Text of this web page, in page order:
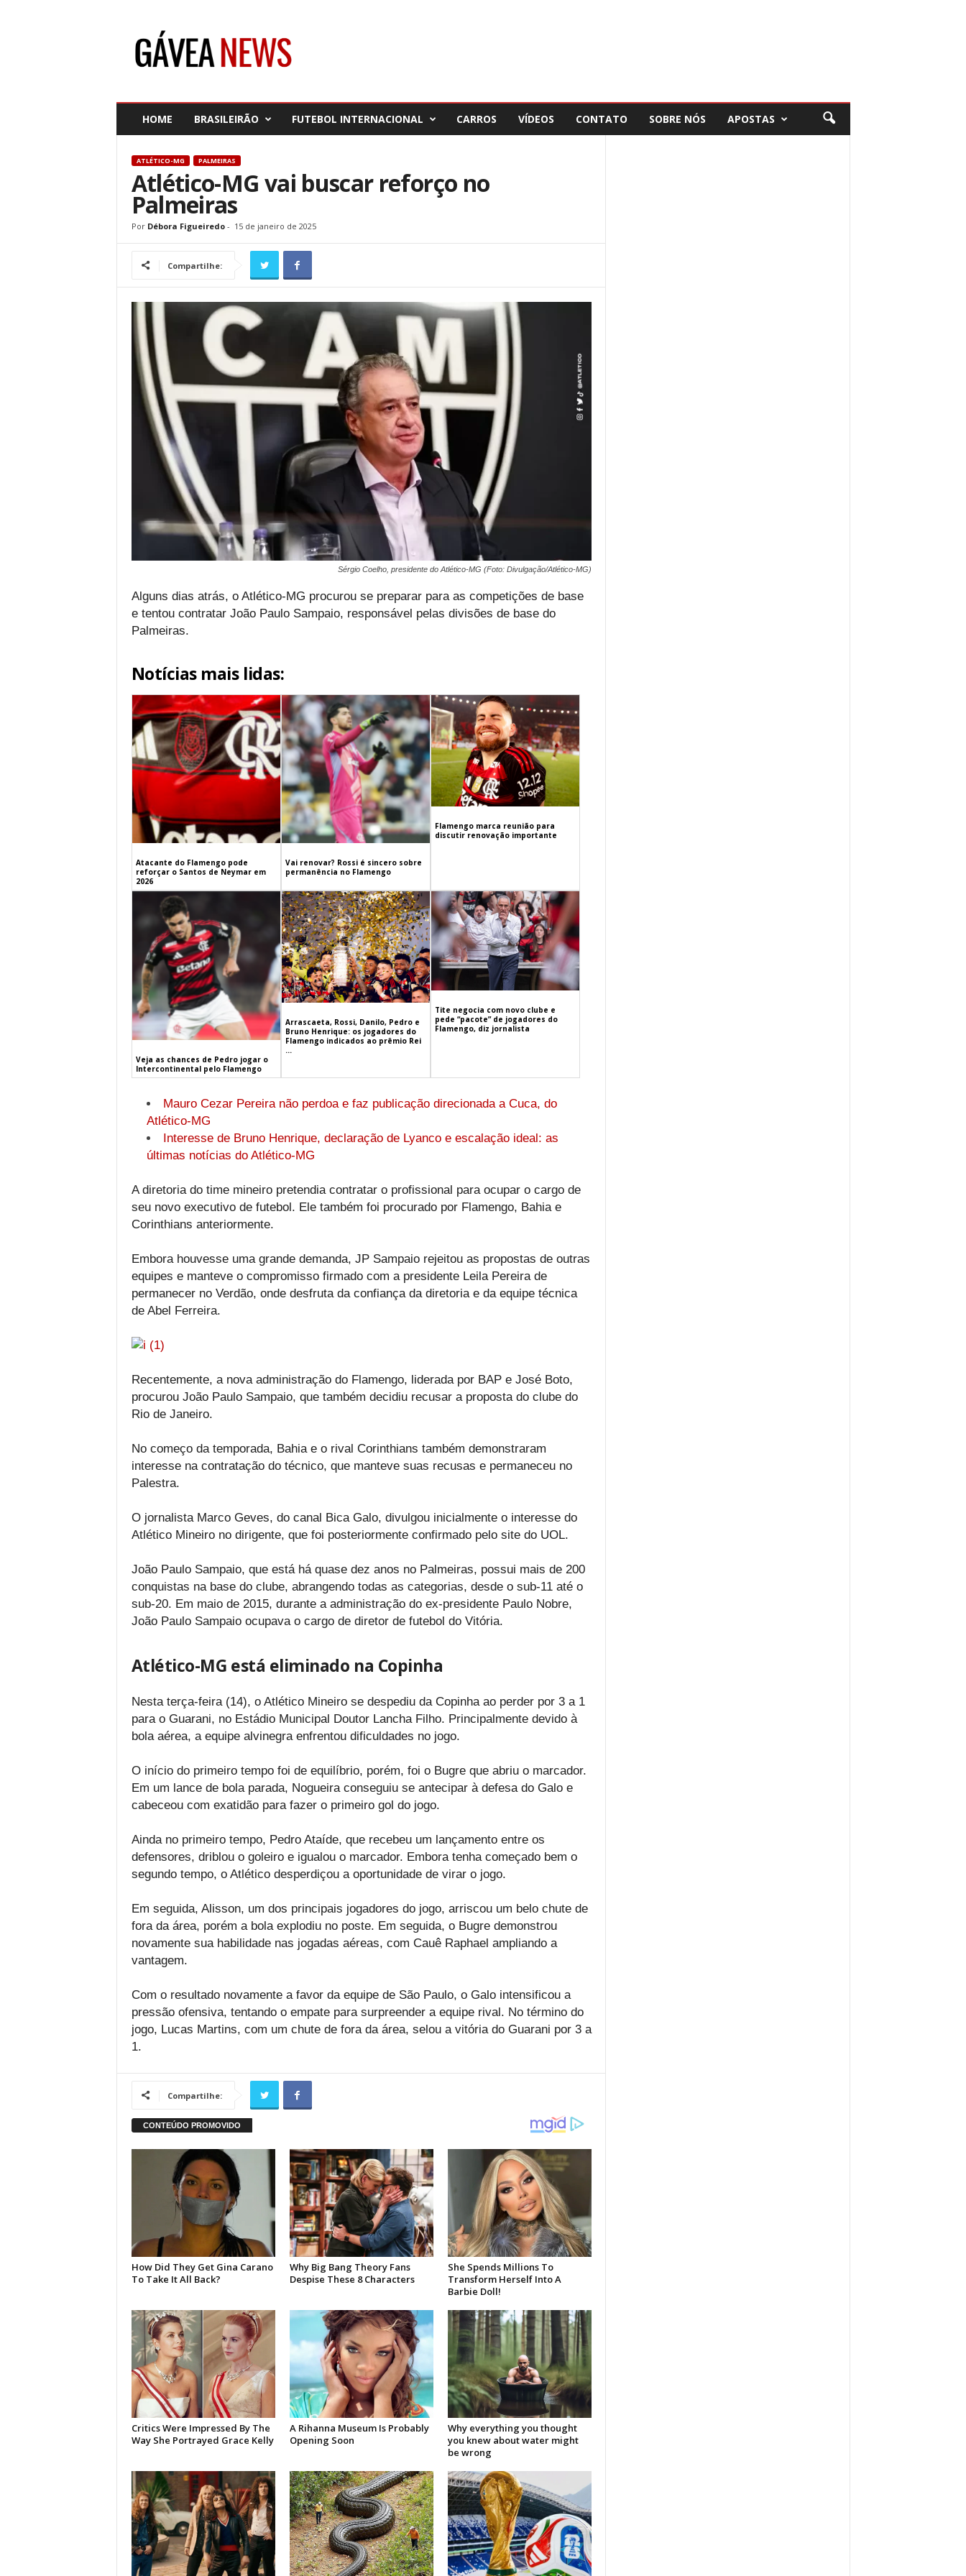
HOME BRASILEIRÃO FUTEBOL INTERNACIONAL CARROS VÍDEOS CONTATO SOBRE NÓS APOSTAS
ATLÉTICO-MG PALMEIRAS
Atlético-MG vai buscar reforço no
Palmeiras
Por Débora Figueiredo- 15 de janeiro de 2025
Compartilhe:
Sérgio Coelho, presidente do Atlético-MG (Foto: Divulgação/Atlético-MG)
Alguns dias atrás, o Atlético-MG procurou se preparar para as competições de base
e tentou contratar João Paulo Sampaio, responsável pelas divisões de base do
Palmeiras.
Notícias mais lidas:
Atacante do Flamengo pode
reforçar o Santos de Neymar em
2026
Vai renovar? Rossi é sincero sobre
permanência no Flamengo
Flamengo marca reunião para
discutir renovação importante
Veja as chances de Pedro jogar o
Intercontinental pelo Flamengo
Arrascaeta, Rossi, Danilo, Pedro e
Bruno Henrique: os jogadores do
Flamengo indicados ao prêmio Rei
...
Tite negocia com novo clube e
pede “pacote” de jogadores do
Flamengo, diz jornalista
Mauro Cezar Pereira não perdoa e faz publicação direcionada a Cuca, do
Atlético-MG
Interesse de Bruno Henrique, declaração de Lyanco e escalação ideal: as
últimas notícias do Atlético-MG
A diretoria do time mineiro pretendia contratar o profissional para ocupar o cargo de
seu novo executivo de futebol. Ele também foi procurado por Flamengo, Bahia e
Corinthians anteriormente.
Embora houvesse uma grande demanda, JP Sampaio rejeitou as propostas de outras
equipes e manteve o compromisso firmado com a presidente Leila Pereira de
permanecer no Verdão, onde desfruta da confiança da diretoria e da equipe técnica
de Abel Ferreira.
Recentemente, a nova administração do Flamengo, liderada por BAP e José Boto,
procurou João Paulo Sampaio, que também decidiu recusar a proposta do clube do
Rio de Janeiro.
No começo da temporada, Bahia e o rival Corinthians também demonstraram
interesse na contratação do técnico, que manteve suas recusas e permaneceu no
Palestra.
O jornalista Marco Geves, do canal Bica Galo, divulgou inicialmente o interesse do
Atlético Mineiro no dirigente, que foi posteriormente confirmado pelo site do UOL.
João Paulo Sampaio, que está há quase dez anos no Palmeiras, possui mais de 200
conquistas na base do clube, abrangendo todas as categorias, desde o sub-11 até o
sub-20. Em maio de 2015, durante a administração do ex-presidente Paulo Nobre,
João Paulo Sampaio ocupava o cargo de diretor de futebol do Vitória.
Atlético-MG está eliminado na Copinha
Nesta terça-feira (14), o Atlético Mineiro se despediu da Copinha ao perder por 3 a 1
para o Guarani, no Estádio Municipal Doutor Lancha Filho. Principalmente devido à
bola aérea, a equipe alvinegra enfrentou dificuldades no jogo.
O início do primeiro tempo foi de equilíbrio, porém, foi o Bugre que abriu o marcador.
Em um lance de bola parada, Nogueira conseguiu se antecipar à defesa do Galo e
cabeceou com exatidão para fazer o primeiro gol do jogo.
Ainda no primeiro tempo, Pedro Ataíde, que recebeu um lançamento entre os
defensores, driblou o goleiro e igualou o marcador. Embora tenha começado bem o
segundo tempo, o Atlético desperdiçou a oportunidade de virar o jogo.
Em seguida, Alisson, um dos principais jogadores do jogo, arriscou um belo chute de
fora da área, porém a bola explodiu no poste. Em seguida, o Bugre demonstrou
novamente sua habilidade nas jogadas aéreas, com Cauê Raphael ampliando a
vantagem.
Com o resultado novamente a favor da equipe de São Paulo, o Galo intensificou a
pressão ofensiva, tentando o empate para surpreender a equipe rival. No término do
jogo, Lucas Martins, com um chute de fora da área, selou a vitória do Guarani por 3 a
1.
Compartilhe: